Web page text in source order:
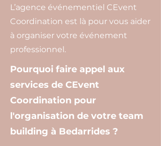
L’agence événementiel CEvent
Coordination est là pour vous aider
à organiser votre événement
professionnel.
Pourquoi faire appel aux
services de CEvent
Coordination pour
l'organisation de votre team
building à Bedarrides ?